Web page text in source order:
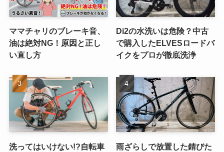
ママチャリのブレーキ音、
油は絶対NG！原因と正し
い直し方
Di2の水洗いは危険？中古
で購入したELVESロードバ
イクをプロが徹底洗浄
洗ってはいけない!?自転車
雨ざらしで放置した錆びた